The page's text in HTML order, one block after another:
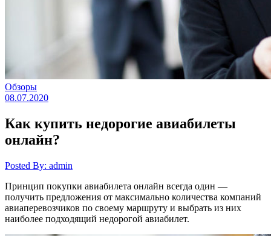
Обзоры
08.07.2020
Как купить недорогие авиабилеты
онлайн?
Posted By: admin
Принцип покупки авиабилета онлайн всегда один —
получить предложения от максимально количества компаний
авиаперевозчиков по своему маршруту и выбрать из них
наиболее подходящий недорогой авиабилет.